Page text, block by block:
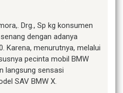
Drg., Sp kg konsumen
dengan adanya
Karena, menurutnya, melalui
pecinta mobil BMW
langsung sensasi
SAV BMW X.